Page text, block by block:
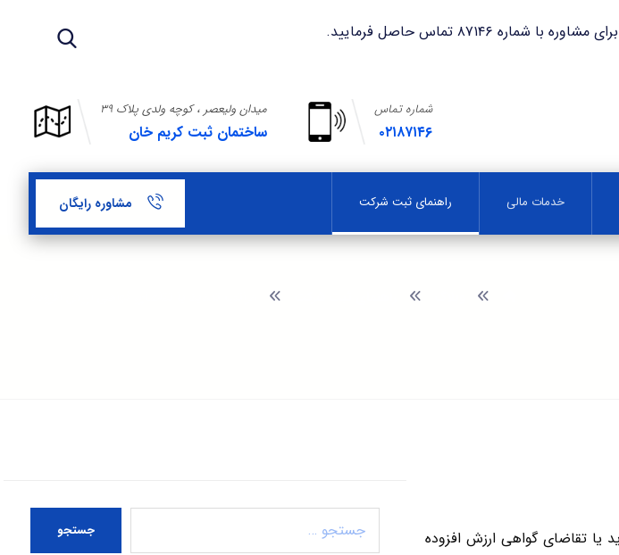
تماس حاصل فرمایید.
میدان ولیعصر ، کوچه ولدی پلاک ۳۹
ساختمان ثبت کریم خان
شماره تماس
۰۲۱۸۷۱۴۶
خدمات مالی راهنمای ثبت شرکت مشاوره رایگان
یا تقاضای گواهی ارزش افزوده
جستجو